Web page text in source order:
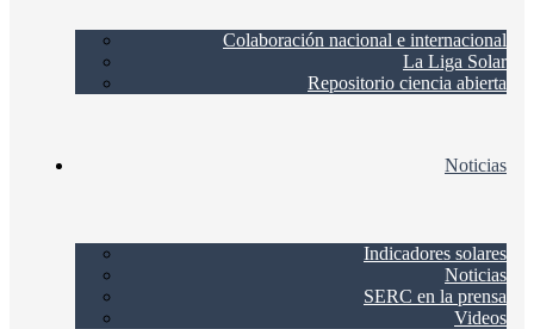
Colaboración nacional e internacional
La Liga Solar
Repositorio ciencia abierta
Noticias
Indicadores solares
Noticias
SERC en la prensa
Videos